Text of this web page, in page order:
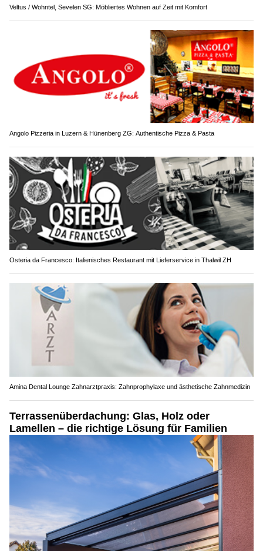
Veltus / Wohntel, Sevelen SG: Möbliertes Wohnen auf Zeit mit Komfort
Angolo Pizzeria in Luzern & Hünenberg ZG: Authentische Pizza & Pasta
Osteria da Francesco: Italienisches Restaurant mit Lieferservice in Thalwil ZH
Amina Dental Lounge Zahnarztpraxis: Zahnprophylaxe und ästhetische Zahnmedizin
Terrassenüberdachung: Glas, Holz oder
Lamellen – die richtige Lösung für Familien